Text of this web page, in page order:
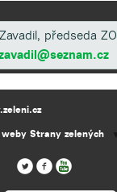
předseda
weby Strany zelených